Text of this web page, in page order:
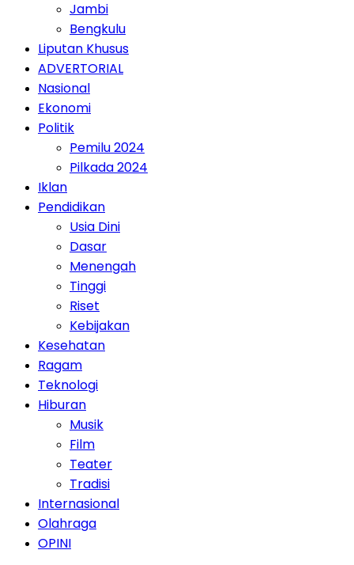
Jambi
Bengkulu
Liputan Khusus
ADVERTORIAL
Nasional
Ekonomi
Politik
Pemilu 2024
Pilkada 2024
Iklan
Pendidikan
Usia Dini
Dasar
Menengah
Tinggi
Riset
Kebijakan
Kesehatan
Ragam
Teknologi
Hiburan
Musik
Film
Teater
Tradisi
Internasional
Olahraga
OPINI